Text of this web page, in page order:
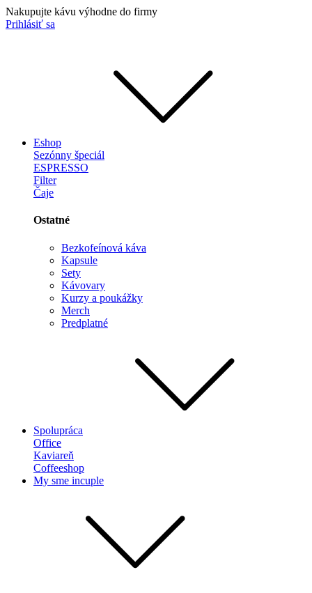
Nakupujte kávu výhodne do firmy
Prihlásiť sa
Eshop
Sezónny špeciál
ESPRESSO
Filter
Čaje
Ostatné
Bezkofeínová káva
Kapsule
Sety
Kávovary
Kurzy a poukážky
Merch
Predplatné
Spolupráca
Office
Kaviareň
Coffeeshop
My sme incuple